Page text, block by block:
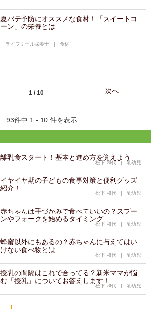
夏バテ予防にオススメな食材！「スイートコ
ーン」の栄養とは
ライフミール栄養士 |食材
1 / 10 次へ
93件中 1 - 10 件を表示
離乳食スタート！基本と進め方を覚えよう
松下 和代 | 乳幼児
イヤイヤ期の子どもの食事対策と便利グッズ
紹介！
松下 和代 | 乳幼児
赤ちゃんは手づかみで食べていいの？スプー
ンやフォークを始めるタイミング
松下 和代 | 乳幼児
蜂蜜以外にもあるの？赤ちゃんに与えてはい
けない食べ物とは
松下 和代 | 乳幼児
授乳の間隔はこれで合ってる？新米ママが悩
む「授乳」についてお答えします！
松下 和代 | 乳幼児